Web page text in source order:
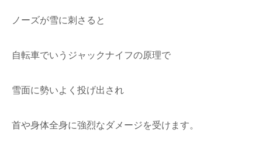
ノーズが雪に刺さると
自転車でいうジャックナイフの原理で
雪面に勢いよく投げ出され
首や身体全身に強烈なダメージを受けます。